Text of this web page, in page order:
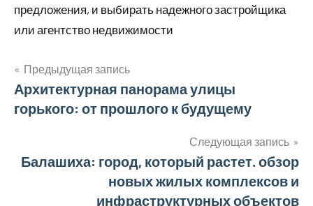
предложения, и выбирать надежного застройщика
или агентство недвижимости
Навигация
по
Предыдущая запись
Архитектурная панорама улицы
горького: от прошлого к будущему
Следующая запись
Балашиха: город, который растет. обзор
новых жилых комплексов и
инфраструктурных объектов